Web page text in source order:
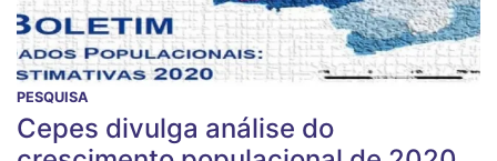
PESQUISA
Cepes divulga análise do